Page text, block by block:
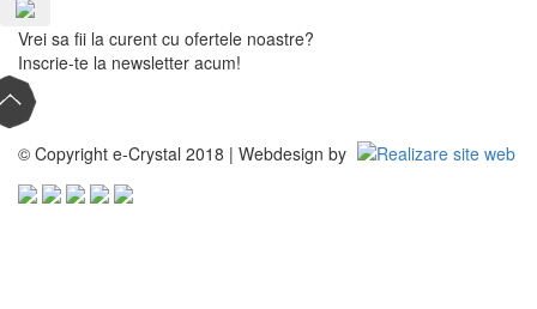
Vrei sa fii la curent cu ofertele noastre?
Inscrie-te la newsletter acum!
© Copyright e-Crystal 2018 | Webdesign by